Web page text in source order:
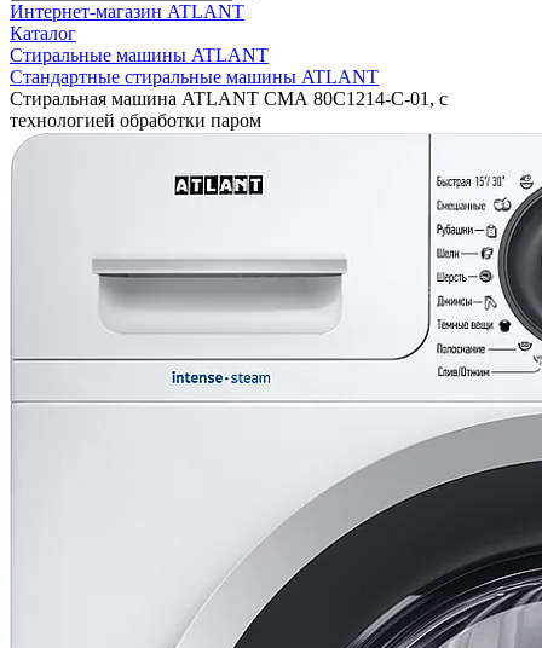
Интернет-магазин ATLANT
Каталог
Стиральные машины ATLANT
Стандартные стиральные машины ATLANT
Стиральная машина ATLANT СМА 80С1214-С-01, с
технологией обработки паром